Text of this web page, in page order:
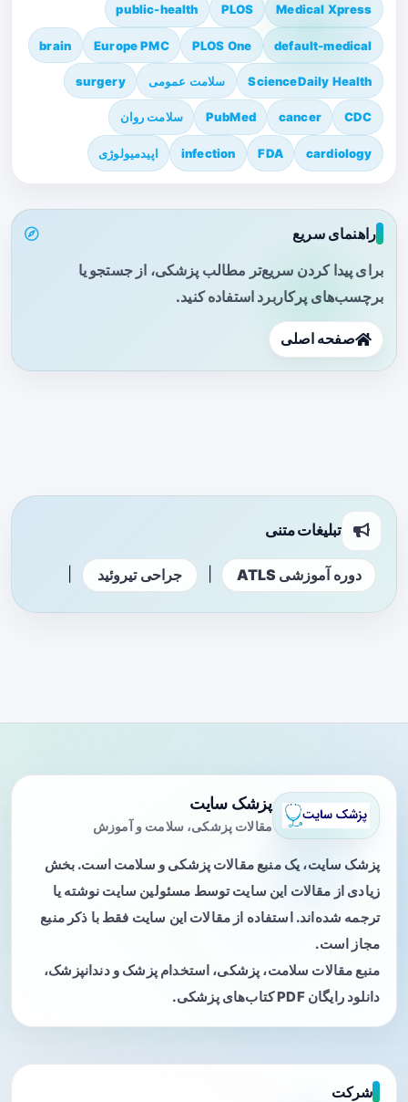
Medical Xpress
PLOS
public-health
default-medical
PLOS One
Europe PMC
brain
ScienceDaily Health سلامت عمومی surgery
CDC
cancer
PubMed سلامت روان
cardiology
FDA
infection اپیدمیولوژی
راهنمای سریع
برای پیدا کردن سریع‌تر مطالب پزشکی، از جستجو یا
برچسب‌های پرکاربرد استفاده کنید.
صفحه اصلی
تبلیغات متنی
دوره آموزشی ATLS جراحی تیروئید
پزشک سایت
مقالات پزشکی، سلامت و آموزش
پزشک سایت، یک منبع مقالات پزشکی و سلامت است. بخش
زیادی از مقالات این سایت توسط مسئولین سایت نوشته یا
ترجمه شده‌اند. استفاده از مقالات این سایت فقط با ذکر منبع
مجاز است.
منبع مقالات سلامت، پزشکی، استخدام پزشک و دندانپزشک،
دانلود رایگان PDF کتاب‌های پزشکی.
شرکت